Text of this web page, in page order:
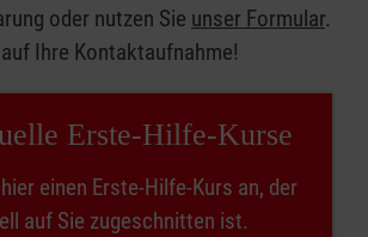
oder nutzen Sie unser Formular.
Ihre Kontaktaufnahme!
Erste-Hilfe-Kurse
einen Erste-Hilfe-Kurs an, der
auf Sie zugeschnitten ist.